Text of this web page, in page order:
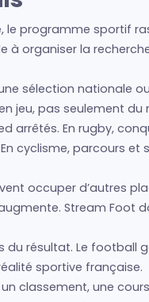
le programme sportif
à organiser la
sélection nationale
jeu, pas seulement du
arrêtés. En rugby,
cyclisme, parcours et
occuper d’autres
Stream Foot
résultat. Le football
sportive française.
classement, une